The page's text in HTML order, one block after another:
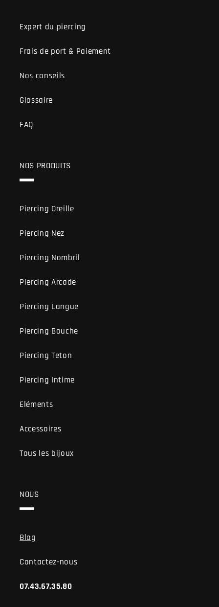
Expert du piercing
Frais de port & Paiement
Nos conseils
Glossaire
FAQ
NOS PRODUITS
Piercing Oreille
Piercing Nez
Piercing Nombril
Piercing Arcade
Piercing Langue
Piercing Bouche
Piercing Teton
Piercing Intime
Eléments
Accessoires
Tous les bijoux
NOUS
Blog
Contactez-nous
07.43.67.35.80